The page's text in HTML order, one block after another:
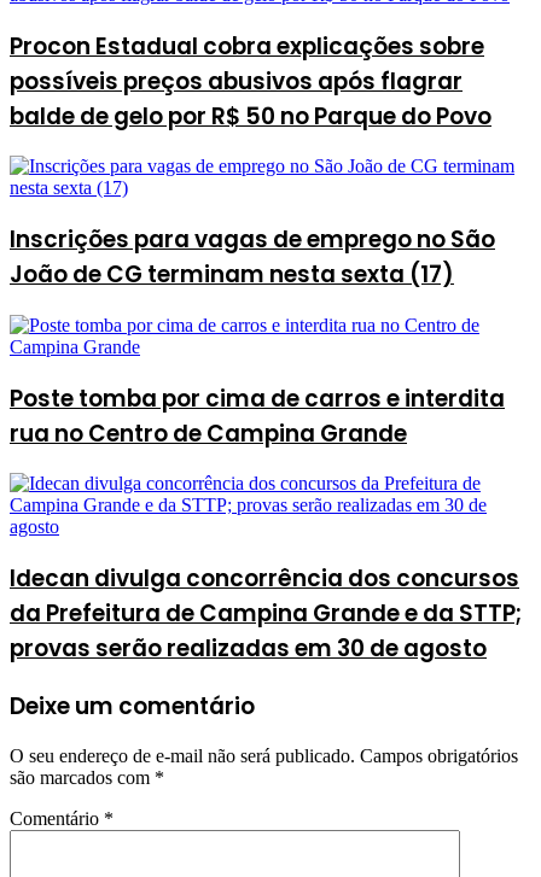
Procon Estadual cobra explicações sobre
possíveis preços abusivos após flagrar
balde de gelo por R$ 50 no Parque do Povo
Inscrições para vagas de emprego no São
João de CG terminam nesta sexta (17)
Poste tomba por cima de carros e interdita
rua no Centro de Campina Grande
Idecan divulga concorrência dos concursos
da Prefeitura de Campina Grande e da STTP;
provas serão realizadas em 30 de agosto
Deixe um comentário
O seu endereço de e-mail não será publicado. Campos obrigatórios
são marcados com *
Comentário *